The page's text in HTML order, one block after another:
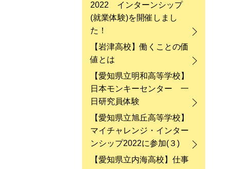
2022 インターンシップ
(就業体験)を開催しまし
た！
【岩津高校】働くことの価
値とは
【愛知県立明和高等学校】
日本モンキーセンター 一
日研究員体験
【愛知県立旭丘高等学校】
マイチャレンジ・インター
ンシップ2022に参加(３)
【愛知県立内海高校】仕事